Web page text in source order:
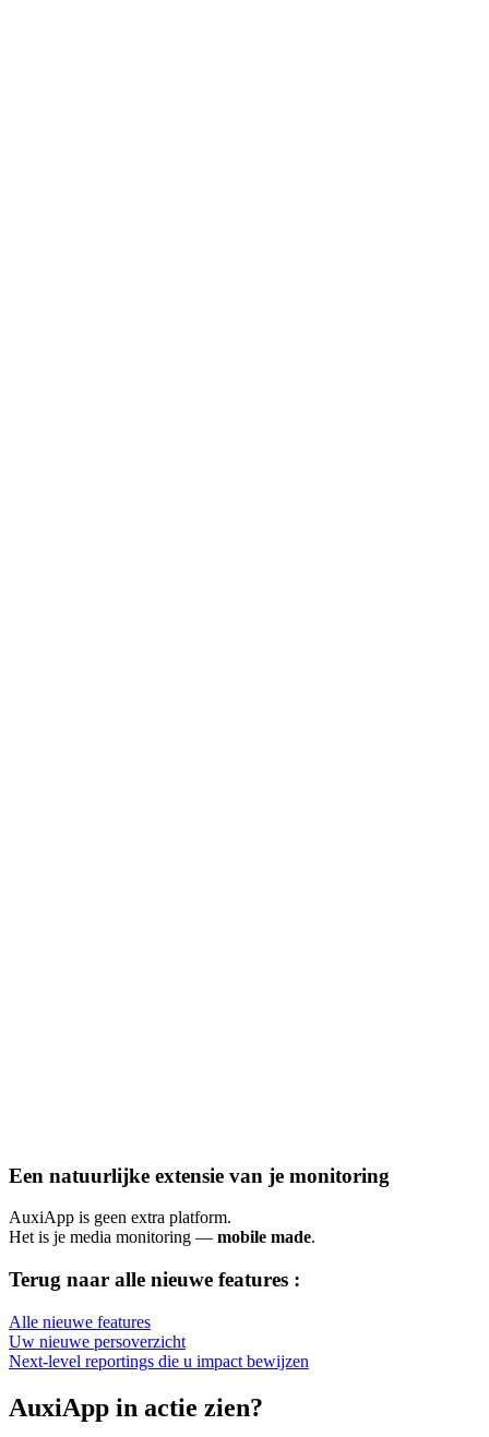
Een natuurlijke extensie van je monitoring
AuxiApp is geen extra platform.
Het is je media monitoring — mobile made.
Terug naar alle nieuwe features :
Alle nieuwe features
Uw nieuwe persoverzicht
Next-level reportings die u impact bewijzen
AuxiApp in actie zien?